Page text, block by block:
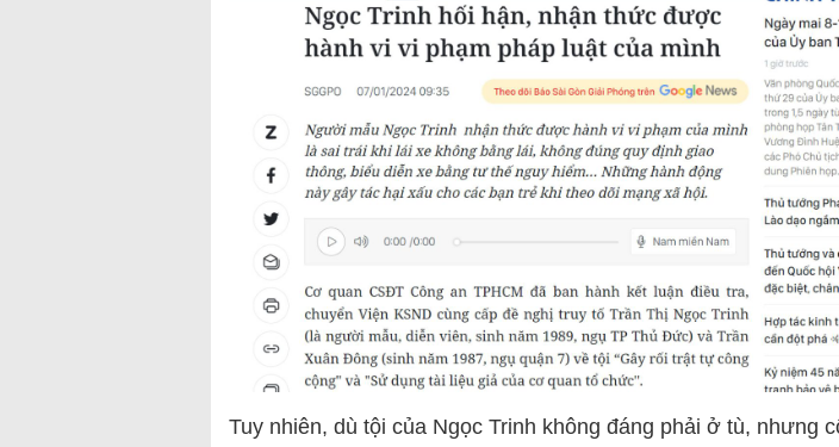
Tuy nhiên, dù tội của Ngọc Trinh không đáng phải ở tù, nhưng